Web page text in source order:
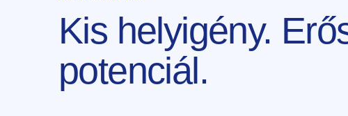
Kis helyigény.
potenciál.